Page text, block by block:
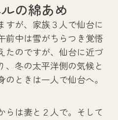
の綿あめ
すが、家族３人で仙台に
前中は雪がちらつき覚悟
たのですが、仙台に近づ
、冬の太平洋側の気候と
ときは一人で仙台へ。
らは妻と２人で。そして